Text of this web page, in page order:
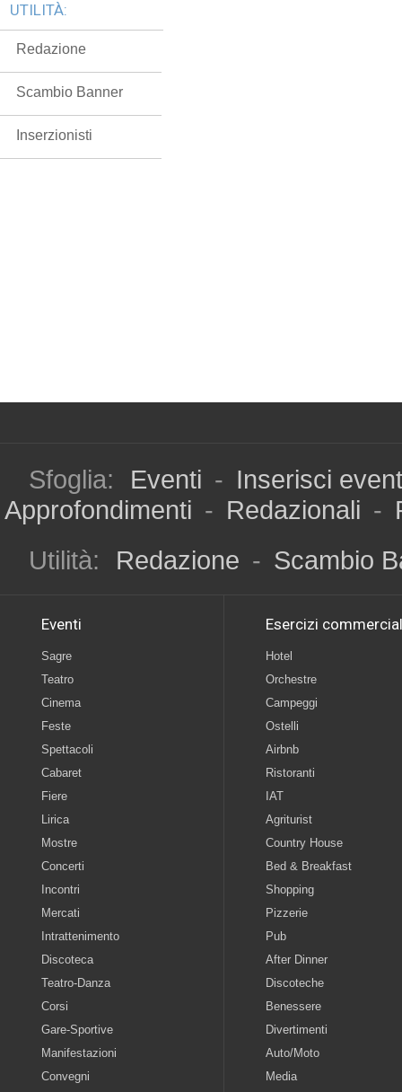
UTILITÀ:
Redazione
Scambio Banner
Inserzionisti
Sfoglia: Eventi - Inserisci
Approfondimenti - Redazionali -
Utilità:
Redazione - Scambio
Eventi
Sagre
Teatro
Cinema
Feste
Spettacoli
Cabaret
Fiere
Lirica
Mostre
Concerti
Incontri
Mercati
Intrattenimento
Discoteca
Teatro-Danza
Corsi
Gare-Sportive
Manifestazioni
Convegni
Esercizi
Hotel
Orchestre
Campeggi
Ostelli
Airbnb
Ristoranti
IAT
Agriturist
Country House
Bed & Breakfast
Shopping
Pizzerie
Pub
After Dinner
Discoteche
Benessere
Divertimenti
Auto/Moto
Media